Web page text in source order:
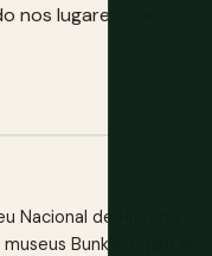
nos lugares que
Nacional de História,
Bunk'Art, jantar